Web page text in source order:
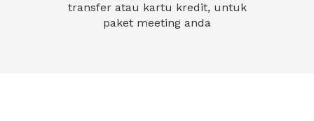
transfer atau kartu kredit, untuk
paket meeting anda